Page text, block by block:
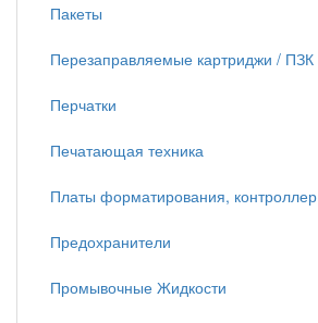
Пакеты
Перезаправляемые картриджи / ПЗК
Перчатки
Печатающая техника
Платы форматирования, контроллер
Предохранители
Промывочные Жидкости